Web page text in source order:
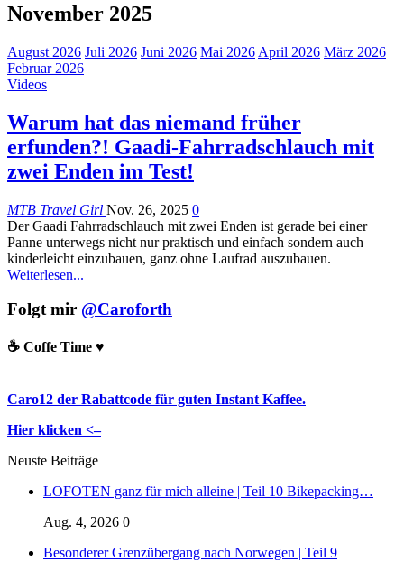
November 2025
August 2026 Juli 2026 Juni 2026 Mai 2026 April 2026 März 2026
Februar 2026
Videos
Warum hat das niemand früher
erfunden?! Gaadi-Fahrradschlauch mit
zwei Enden im Test!
MTB Travel Girl Nov. 26, 2025 0
Der Gaadi Fahrradschlauch mit zwei Enden ist gerade bei einer
Panne unterwegs nicht nur praktisch und einfach sondern auch
kinderleicht einzubauen, ganz ohne Laufrad auszubauen.
Weiterlesen...
Folgt mir @Caroforth
☕️ Coffe Time ♥️
Caro12 der Rabattcode für guten Instant Kaffee.
Hier klicken <–
Neuste Beiträge
LOFOTEN ganz für mich alleine | Teil 10 Bikepacking…
Aug. 4, 2026 0
Besonderer Grenzübergang nach Norwegen | Teil 9